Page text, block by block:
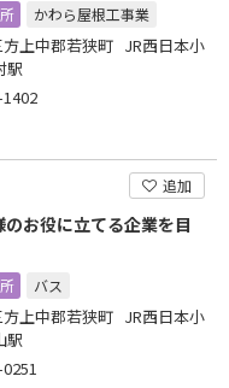
かわら屋根工事業
上中郡若狭町 JR西日本小
駅
追加
お役に立てる企業を目
バス
上中郡若狭町 JR西日本小
駅